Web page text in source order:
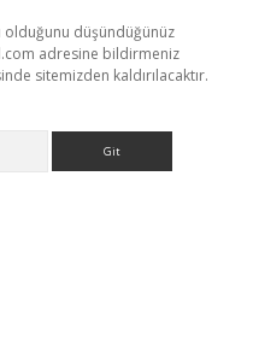
olduğunu düşündüğünüz
adresine bildirmeniz
sitemizden kaldırılacaktır.